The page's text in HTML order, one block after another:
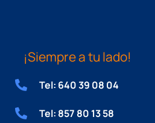
¡Siempre a tu lado!
Tel: 640 39 08 04
Tel: 857 80 13 58